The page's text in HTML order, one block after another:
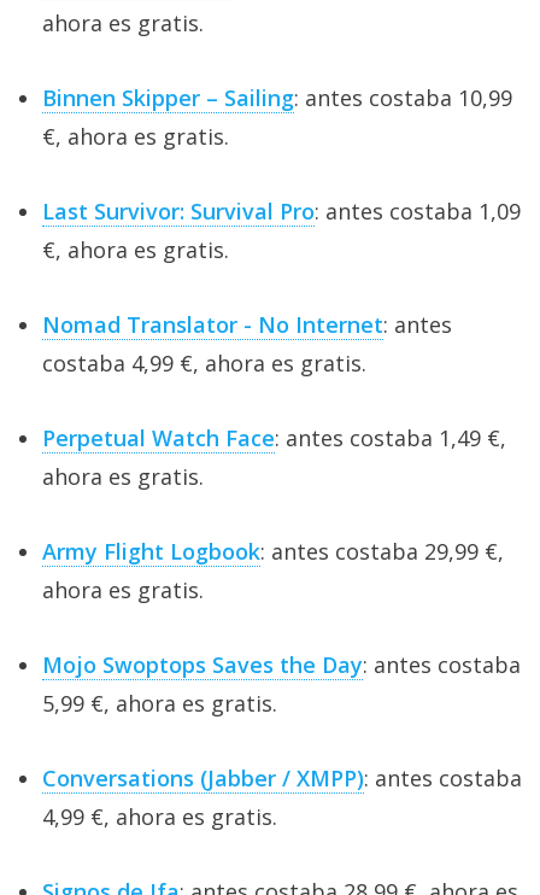
ahora es gratis.
Binnen Skipper – Sailing: antes costaba 10,99
€, ahora es gratis.
Last Survivor: Survival Pro: antes costaba 1,09
€, ahora es gratis.
Nomad Translator - No Internet: antes
costaba 4,99 €, ahora es gratis.
Perpetual Watch Face: antes costaba 1,49 €,
ahora es gratis.
Army Flight Logbook: antes costaba 29,99 €,
ahora es gratis.
Mojo Swoptops Saves the Day: antes costaba
5,99 €, ahora es gratis.
Conversations (Jabber / XMPP): antes costaba
4,99 €, ahora es gratis.